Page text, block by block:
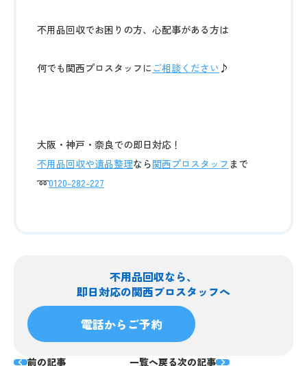
不用品回収でお困りの方、心配事がある方は
何でも関西プロスタッフに ご相談ください ♪
大阪・神戸・奈良での即日対応！
不用品回収や遺品整理なら関西プロスタッフ まで
➿0120-282-227
不用品回収なら、
即日対応の関西プロスタッフへ
電話からご予約
前の記事 一覧へ戻る次の記事